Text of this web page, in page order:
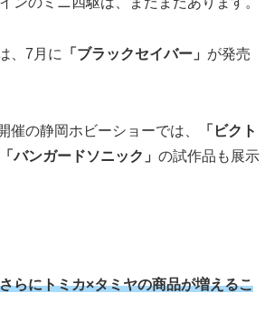
、7月に 「ブラックセイバー」 が発売
催の静岡ホビーショーでは、
「ビクト
「バンガードソニック」 の試作品も展示
らにトミカ×タミヤの商品が増えるこ